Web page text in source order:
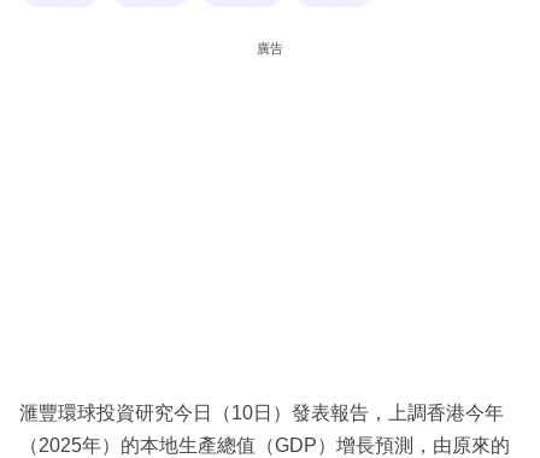
區
廣告
滙豐環球投資研究今日（10日）發表報告，上調香港今年
（2025年）的本地生產總值（GDP）增長預測，由原來的